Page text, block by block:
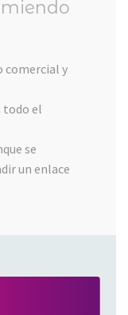
comercial y
todo el
se
un enlace